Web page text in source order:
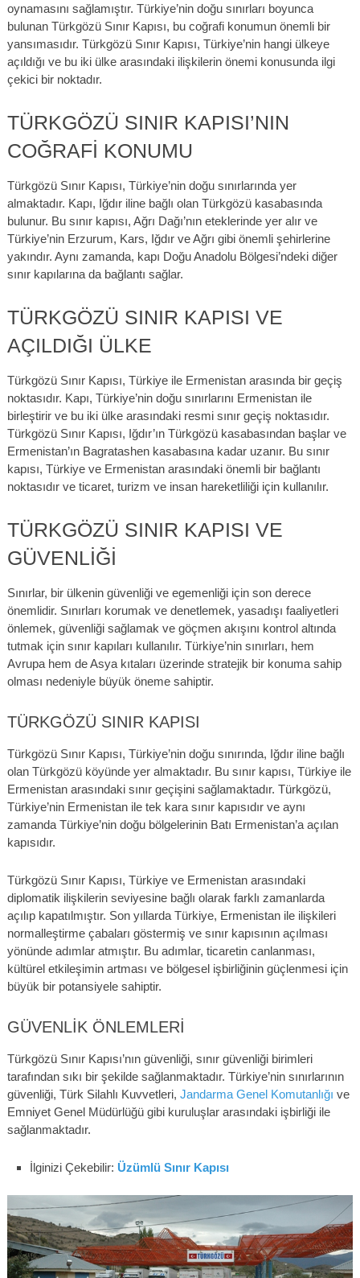
oynamasını sağlamıştır. Türkiye’nin doğu sınırları boyunca
bulunan Türkgözü Sınır Kapısı, bu coğrafi konumun önemli bir
yansımasıdır. Türkgözü Sınır Kapısı, Türkiye’nin hangi ülkeye
açıldığı ve bu iki ülke arasındaki ilişkilerin önemi konusunda ilgi
çekici bir noktadır.
TÜRKGÖZÜ SINIR KAPISI’NIN
COĞRAFI KONUMU
Türkgözü Sınır Kapısı, Türkiye’nin doğu sınırlarında yer
almaktadır. Kapı, Iğdır iline bağlı olan Türkgözü kasabasında
bulunur. Bu sınır kapısı, Ağrı Dağı’nın eteklerinde yer alır ve
Türkiye’nin Erzurum, Kars, Iğdır ve Ağrı gibi önemli şehirlerine
yakındır. Aynı zamanda, kapı Doğu Anadolu Bölgesi’ndeki diğer
sınır kapılarına da bağlantı sağlar.
TÜRKGÖZÜ SINIR KAPISI VE
AÇILDIĞI ÜLKE
Türkgözü Sınır Kapısı, Türkiye ile Ermenistan arasında bir geçiş
noktasıdır. Kapı, Türkiye’nin doğu sınırlarını Ermenistan ile
birleştirir ve bu iki ülke arasındaki resmi sınır geçiş noktasıdır.
Türkgözü Sınır Kapısı, Iğdır’ın Türkgözü kasabasından başlar ve
Ermenistan’ın Bagratashen kasabasına kadar uzanır. Bu sınır
kapısı, Türkiye ve Ermenistan arasındaki önemli bir bağlantı
noktasıdır ve ticaret, turizm ve insan hareketliliği için kullanılır.
TÜRKGÖZÜ SINIR KAPISI VE
GÜVENLIĞI
Sınırlar, bir ülkenin güvenliği ve egemenliği için son derece
önemlidir. Sınırları korumak ve denetlemek, yasadışı faaliyetleri
önlemek, güvenliği sağlamak ve göçmen akışını kontrol altında
tutmak için sınır kapıları kullanılır. Türkiye’nin sınırları, hem
Avrupa hem de Asya kıtaları üzerinde stratejik bir konuma sahip
olması nedeniyle büyük öneme sahiptir.
TÜRKGÖZÜ SINIR KAPISI
Türkgözü Sınır Kapısı, Türkiye’nin doğu sınırında, Iğdır iline bağlı
olan Türkgözü köyünde yer almaktadır. Bu sınır kapısı, Türkiye ile
Ermenistan arasındaki sınır geçişini sağlamaktadır. Türkgözü,
Türkiye’nin Ermenistan ile tek kara sınır kapısıdır ve aynı
zamanda Türkiye’nin doğu bölgelerinin Batı Ermenistan’a açılan
kapısıdır.
Türkgözü Sınır Kapısı, Türkiye ve Ermenistan arasındaki
diplomatik ilişkilerin seviyesine bağlı olarak farklı zamanlarda
açılıp kapatılmıştır. Son yıllarda Türkiye, Ermenistan ile ilişkileri
normalleştirme çabaları göstermiş ve sınır kapısının açılması
yönünde adımlar atmıştır. Bu adımlar, ticaretin canlanması,
kültürel etkileşimin artması ve bölgesel işbirliğinin güçlenmesi için
büyük bir potansiyele sahiptir.
GÜVENLIK ÖNLEMLERI
Türkgözü Sınır Kapısı’nın güvenliği, sınır güvenliği birimleri
tarafından sıkı bir şekilde sağlanmaktadır. Türkiye’nin sınırlarının
güvenliği, Türk Silahlı Kuvvetleri, Jandarma Genel Komutanlığı ve
Emniyet Genel Müdürlüğü gibi kuruluşlar arasındaki işbirliği ile
sağlanmaktadır.
İlginizi Çekebilir: Üzümlü Sınır Kapısı